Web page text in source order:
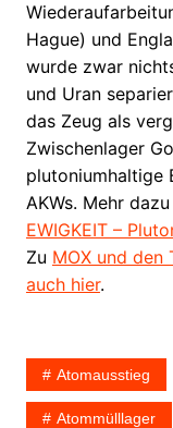
Hague) und
wurde zwar
und Uran
das Zeug als
Zwischenlager
plutoniumhaltige
AKWs. Mehr
EWIGKEIT –
Zu MOX und den
auch hier.
Atomausstieg
Atommülllager